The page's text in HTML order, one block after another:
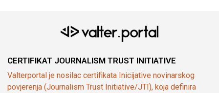
CERTIFIKAT JOURNALISM TRUST INITIATIVE
Valterportal je nosilac certifikata Inicijative novinarskog
povjerenja (Journalism Trust Initiative/JTI), koja definira